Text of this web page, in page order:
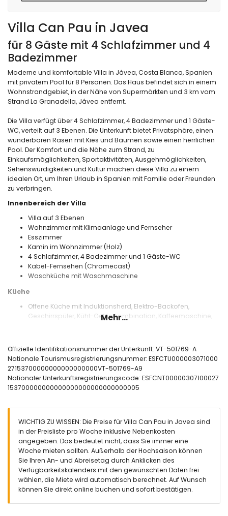
Villa Can Pau in Javea
für 8 Gäste mit 4 Schlafzimmer und 4
Badezimmer
Moderne und komfortable Villa in Jávea, Costa Blanca, Spanien
mit privatem Pool für 8 Personen. Das Haus befindet sich in einem
Wohnstrandgebiet, in der Nähe von Supermärkten und 3 km vom
Strand La Granadella, Jávea entfernt.
Die Villa verfügt über 4 Schlafzimmer, 4 Badezimmer und 1 Gäste-
WC, verteilt auf 3 Ebenen. Die Unterkunft bietet Privatsphäre, einen
wunderbaren Rasen mit Kies und Bäumen sowie einen herrlichen
Pool. Der Komfort und die Nähe zum Strand, zu
Einkaufsmöglichkeiten, Sportaktivitäten, Ausgehmöglichkeiten,
Sehenswürdigkeiten und Kultur machen diese Villa zu einem
idealen Ort, um Ihren Urlaub in Spanien mit Familie oder Freunden
zu verbringen.
Innenbereich der Villa
Villa auf 3 Ebenen
Wohnzimmer mit Klimaanlage und Fernseher
Esszimmer
Kamin im Wohnzimmer (Holz)
4 Schlafzimmer, 4 Badezimmer und 1 Gäste-WC
Kabel-Fernsehen (Chromecast)
Waschküche mit Waschmaschine
Küche
Offene Küche mit Induktionsherd, Elektro-Backofen,
Geschirrspüler, Kühl-Gefrierkombination, Kaffeemaschine,
2 Schlafzimmer mit Klimaanlage, jeweils mit Queensize-Bett
(Maße 200 x 160 cm) und eigenem Bad
Schlafzimmer mit Klimaanlage und Queensize-Bett (Maße
200 x 160 cm)
Dusche und WC
Badezimmer mit Einzelwaschbecken, Dusche und WC
Außenbereich der Villa
Großes und eingezäuntes Grundstück
Privater Pool mit den Maßen 12 m x 5 m und einer Tiefe von
1,8 m
Wunderschöner Garten mit Rasen, Kies, Bäumen und
Gartenmöbeln mit Sonnenliegen
Mehr...
Offizielle Identifikationsnummer der Unterkunft: VT-501769-A
Nationale Tourismusregistrierungsnummer: ESFCTU000003071000
27153700000000000000000VT-501769-A9
Nationaler Unterkunftsregistrierungscode: ESFCNT00000307100027
153700000000000000000000000000005
WICHTIG ZU WISSEN: Die Preise für Villa Can Pau in Javea sind
in der Preisliste pro Woche inklusive Nebenkosten
angegeben. Das bedeutet nicht, dass Sie immer eine
Woche mieten sollten. Außerhalb der Hochsaison können
Sie Ihren An- und Abreisetag durch Anklicken des
Verfügbarkeitskalenders mit den gewünschten Daten frei
wählen, die Miete wird automatisch berechnet. Auf Wunsch
können Sie direkt online buchen und sofort bestätigen.